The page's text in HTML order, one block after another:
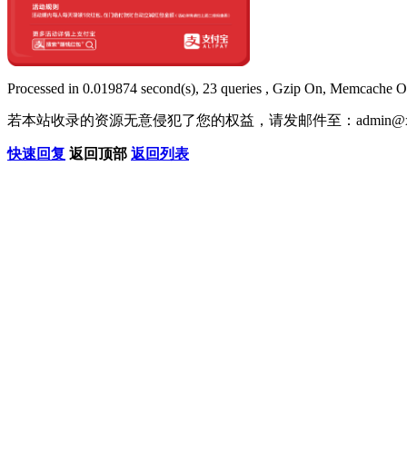
Processed in 0.019874 second(s), 23 queries , Gzip On, Memcache
若本站收录的资源无意侵犯了您的权益，请发邮件至：
快速回复 返回顶部 返回列表